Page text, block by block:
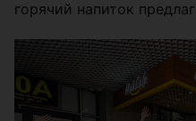
горячий напиток